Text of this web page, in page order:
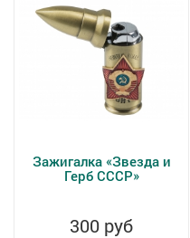
Зажигалка «Звезда и
Герб СССР»
300 руб